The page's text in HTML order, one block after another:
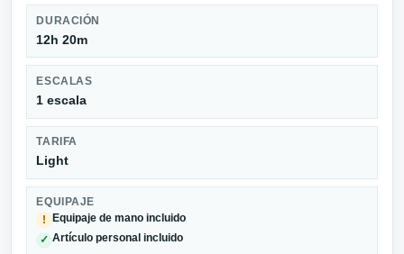
DURACIÓN
12h 20m
ESCALAS
1 escala
TARIFA
Light
EQUIPAJE
!
Equipaje de mano incluido
✓ Artículo personal incluido